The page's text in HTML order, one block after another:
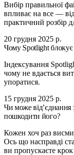
Вибір правильної
впливає на все —
практичний розбір
20 грудня 2025 р.
Чому Spotlight блокує
Індексування
чому не вдається
упоратися.
15 грудня 2025 р.
Чи може від’єднання
пошкодити його?
Кожен хоч раз
Ось що насправді
ви пропускаєте